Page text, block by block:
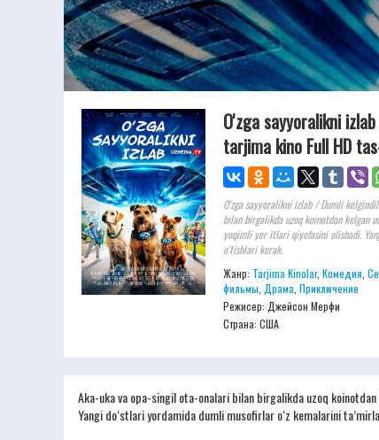
O'zga sayyoralikni
tarjima kino Full HD
O'zga sayyoralikni izlab / Dumli
bilan birgalikda uzoq koinotdan kelgan
yoqimli yer itlari qiyofasini olishadi.
o‘tishlari kerak.
Жанр: Tarjima Kinolar, Комедия
фильмы Драма Приключение
Режисер: Джейсон Мерфи
Страна: США
Aka-uka va opa-singil ota-onalari bilan birgalikda uzoq
Yangi do‘stlari yordamida dumli musofirlar o‘z kemalarini